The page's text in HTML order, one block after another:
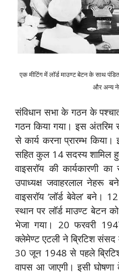
एक मीटिंग में लॉर्ड माउण्ट बेटन के साथ
और अन्य
संविधान सभा के गठन के
गठन किया गया। इस अंतरिम
से कार्य करना प्रारम्भ
सहित कुल 14 सदस्य शामिल
वाइसरॉय की कार्यकारणी
उपाध्यक्ष जवाहरलाल नेहरू
वाइसरॉय ‘लॉर्ड बेवेल’ बने।
स्थान पर लॉर्ड माउण्ट बेटन
भेजा गया। 20 फरवरी
क्लेमेण्ट एटली ने ब्रिटिश संसद
30 जून 1948 से पहले
वापस आ जाएगी। इसी घोषणा